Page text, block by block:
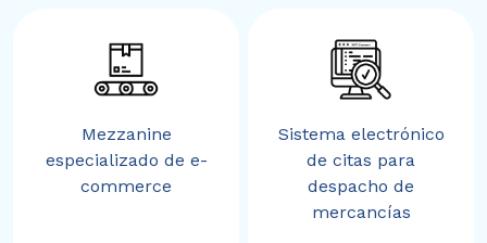
Mezzanine
especializado de e-
commerce
Sistema electrónico
de citas para
despacho de
mercancías